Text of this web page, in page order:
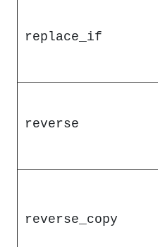
replace_if
reverse
reverse_copy